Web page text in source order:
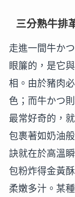
三分熟牛排
走進一間牛か
眼簾的，是它
相。由於豬肉
色；而牛かつ
最常好奇的，
包裹著如奶油
訣就在於高溫
包粉炸得金黃
柔嫩多汁。某